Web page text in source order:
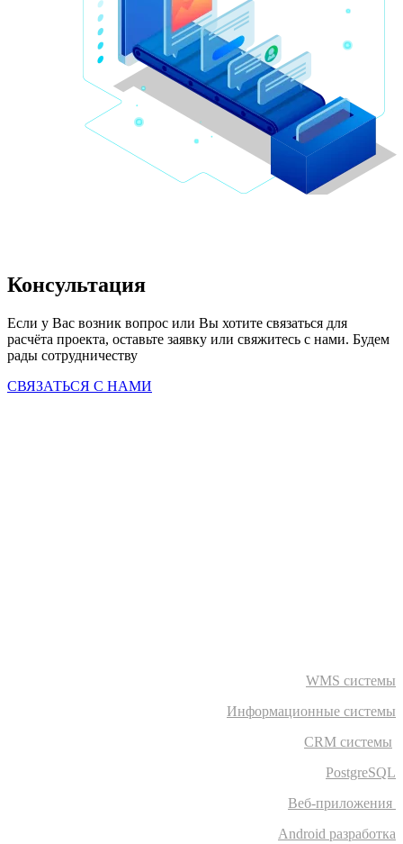
Консультация
Если у Вас возник вопрос или Вы хотите связаться для
расчёта проекта, оставьте заявку или свяжитесь с нами. Будем
рады сотрудничеству
СВЯЗАТЬСЯ С НАМИ
WMS системы
Информационные системы
CRM системы
PostgreSQL
Веб-приложения
Android разработка